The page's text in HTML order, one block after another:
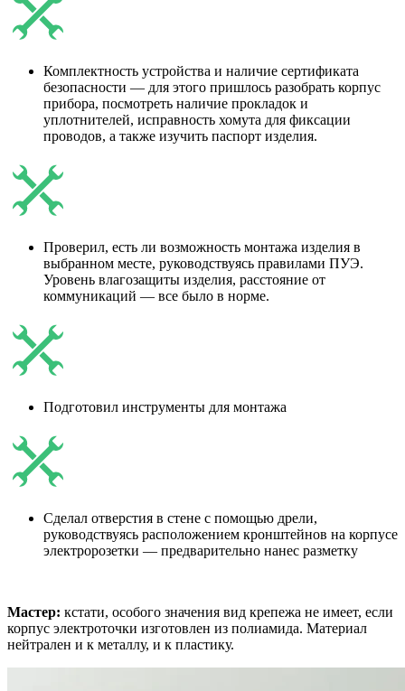
Комплектность устройства и наличие сертификата
безопасности ― для этого пришлось разобрать корпус
прибора, посмотреть наличие прокладок и
уплотнителей, исправность хомута для фиксации
проводов, а также изучить паспорт изделия.
Проверил, есть ли возможность монтажа изделия в
выбранном месте, руководствуясь правилами ПУЭ.
Уровень влагозащиты изделия, расстояние от
коммуникаций ― все было в норме.
Подготовил инструменты для монтажа
Cделал отверстия в стене с помощью дрели,
руководствуясь расположением кронштейнов на корпусе
электророзетки ― предварительно нанес разметку
Мастер: кстати, особого значения вид крепежа не имеет, если
корпус электроточки изготовлен из полиамида. Материал
нейтрален и к металлу, и к пластику.